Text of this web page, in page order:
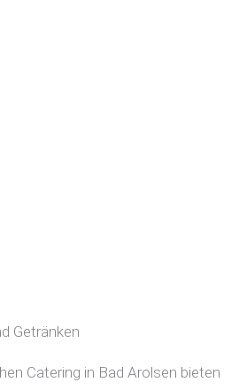
Getränken
Catering in Bad Arolsen bieten